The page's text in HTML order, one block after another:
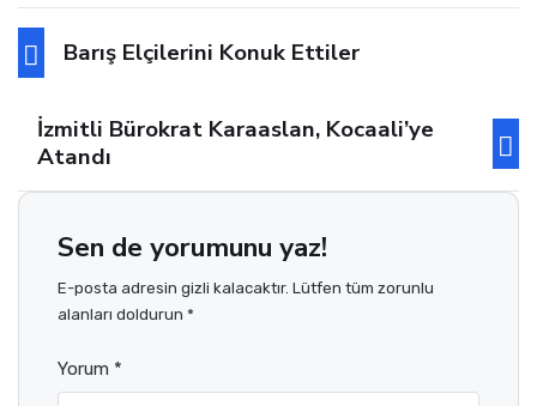
Barış Elçilerini Konuk Ettiler
İzmitli Bürokrat Karaaslan, Kocaali’ye
Atandı
Sen de yorumunu yaz!
E-posta adresin gizli kalacaktır. Lütfen tüm zorunlu
alanları doldurun *
Yorum *